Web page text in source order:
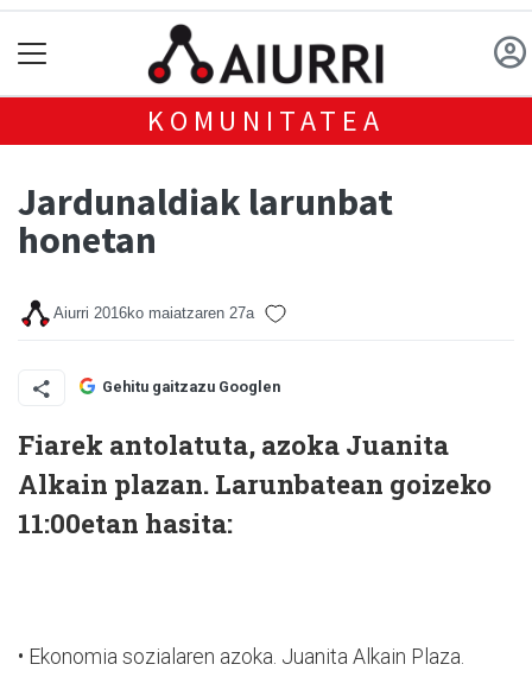
KOMUNITATEA
Jardunaldiak larunbat
honetan
Aiurri 2016ko maiatzaren 27a
Gehitu gaitzazu Googlen
Fiarek antolatuta, azoka Juanita
Alkain plazan. Larunbatean goizeko
11:00etan hasita:
• Ekonomia sozialaren azoka. Juanita Alkain Plaza.